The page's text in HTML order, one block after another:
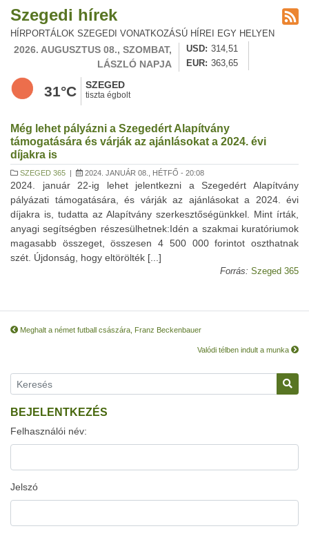
Szegedi hírek
HÍRPORTÁLOK SZEGEDI VONATKOZÁSÚ HÍREI EGY HELYEN
2026. AUGUSZTUS 08., SZOMBAT,
LÁSZLÓ NAPJA
USD
314,51
EUR
363,65
31°C SZEGED
tiszta égbolt
Még lehet pályázni a Szegedért Alapítvány
támogatására és várják az ajánlásokat a 2024. évi
díjakra is
SZEGED 365 | 2024. JANUÁR 08., HÉTFŐ - 20:08
2024. január 22-ig lehet jelentkezni a Szegedért Alapítvány
pályázati támogatására, és várják az ajánlásokat a 2024. évi
díjakra is, tudatta az Alapítvány szerkesztőségünkkel. Mint írták,
anyagi segítségben részesülhetnek:Idén a szakmai kuratóriumok
magasabb összeget, összesen 4 500 000 forintot oszthatnak
szét. Újdonság, hogy eltörölték [...]
Forrás: Szeged 365
Meghalt a német futball császára, Franz Beckenbauer
Valódi télben indult a munka
BEJELENTKEZÉS
Felhasználói név:
Jelszó